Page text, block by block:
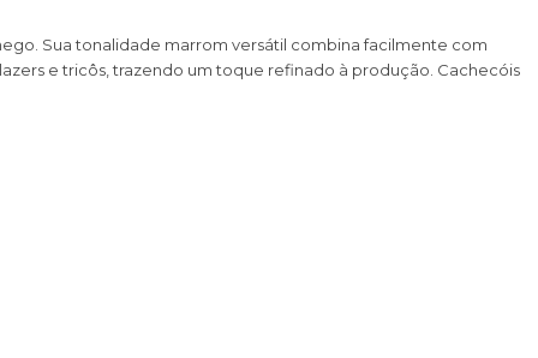
Sua tonalidade marrom versátil combina facilmente com
e tricôs, trazendo um toque refinado à produção. Cachecóis